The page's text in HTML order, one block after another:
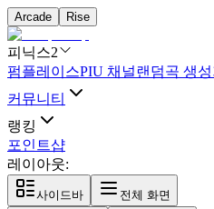
Arcade Rise
피닉스2
펌플레이스PIU 채널랜덤곡 생성
커뮤니티
랭킹
포인트샵
레이아웃:
사이드바
전체 화면